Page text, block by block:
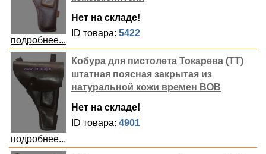
подробнее...
Нет на складе!
ID товара: 5422
подробнее...
Кобура для пистолета Токарева (ТТ)
штатная поясная закрытая из
натуральной кожи времен ВОВ
Нет на складе!
ID товара: 4901